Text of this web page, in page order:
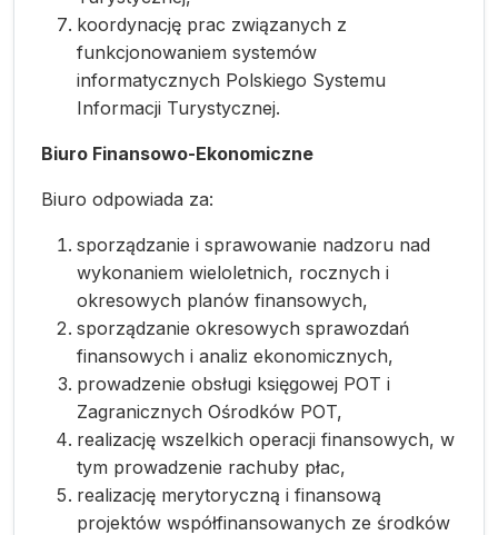
koordynację prac związanych z
funkcjonowaniem systemów
informatycznych Polskiego Systemu
Informacji Turystycznej.
Biuro Finansowo-Ekonomiczne
Biuro odpowiada za:
sporządzanie i sprawowanie nadzoru nad
wykonaniem wieloletnich, rocznych i
okresowych planów finansowych,
sporządzanie okresowych sprawozdań
finansowych i analiz ekonomicznych,
prowadzenie obsługi księgowej POT i
Zagranicznych Ośrodków POT,
realizację wszelkich operacji finansowych, w
tym prowadzenie rachuby płac,
realizację merytoryczną i finansową
projektów współfinansowanych ze środków